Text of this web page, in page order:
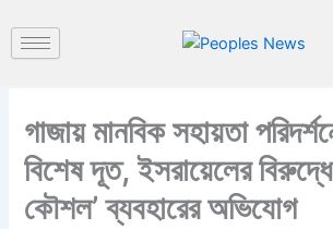
content
গাজায় মানবিক সহায়তা
বিশেষ দূত, ইসরায়েলের বিরুদ্ধে
কৌশল’ ব্যবহারের অভিযোগ
রা
ত
র